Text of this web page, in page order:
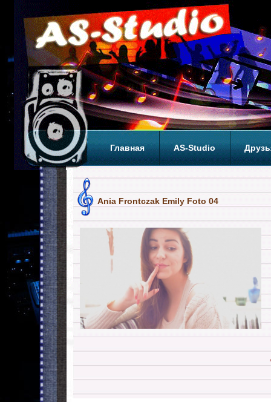
Главная AS-Studio
Ania Frontczak Emily Foto 04